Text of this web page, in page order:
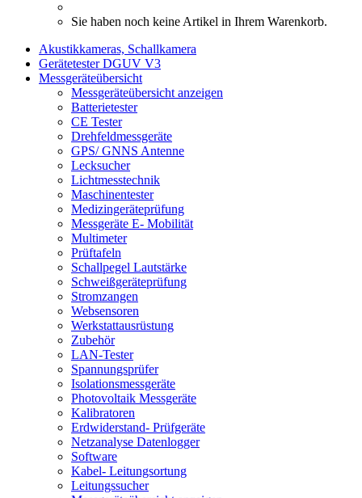
Sie haben noch keine Artikel in Ihrem Warenkorb.
Akustikkameras, Schallkamera
Gerätetester DGUV V3
Messgeräteübersicht
Messgeräteübersicht anzeigen
Batterietester
CE Tester
Drehfeldmessgeräte
GPS/ GNNS Antenne
Lecksucher
Lichtmesstechnik
Maschinentester
Medizingeräteprüfung
Messgeräte E- Mobilität
Multimeter
Prüftafeln
Schallpegel Lautstärke
Schweißgeräteprüfung
Stromzangen
Websensoren
Werkstattausrüstung
Zubehör
LAN-Tester
Spannungsprüfer
Isolationsmessgeräte
Photovoltaik Messgeräte
Kalibratoren
Erdwiderstand- Prüfgeräte
Netzanalyse Datenlogger
Software
Kabel- Leitungsortung
Leitungssucher